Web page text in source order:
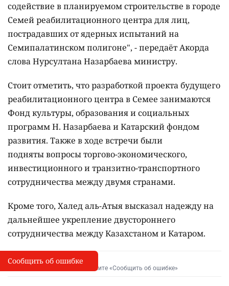
содействие в планируемом строительстве в городе
Семей реабилитационного центра для лиц,
пострадавших от ядерных испытаний на
Семипалатинском полигоне", - передаёт Акорда
слова Нурсултана Назарбаева министру.
Стоит отметить, что разработкой проекта будущего
реабилитационного центра в Семее занимаются
Фонд культуры, образования и социальных
программ Н. Назарбаева и Катарский фондом
развития. Также в ходе встречи были
поднятывопросы торгово-экономического,
инвестиционного и транзитно-транспортного
сотрудничества между двумя странами.
Кроме того, Халед аль-Атыя высказал надежду на
дальнейшее укрепление двустороннего
сотрудничества между Казахстаном и Катаром.
I
Сообщить об опечатке
Выделите фрагмент и нажмите «Сообщить об ошибке»
Сообщить об ошибке